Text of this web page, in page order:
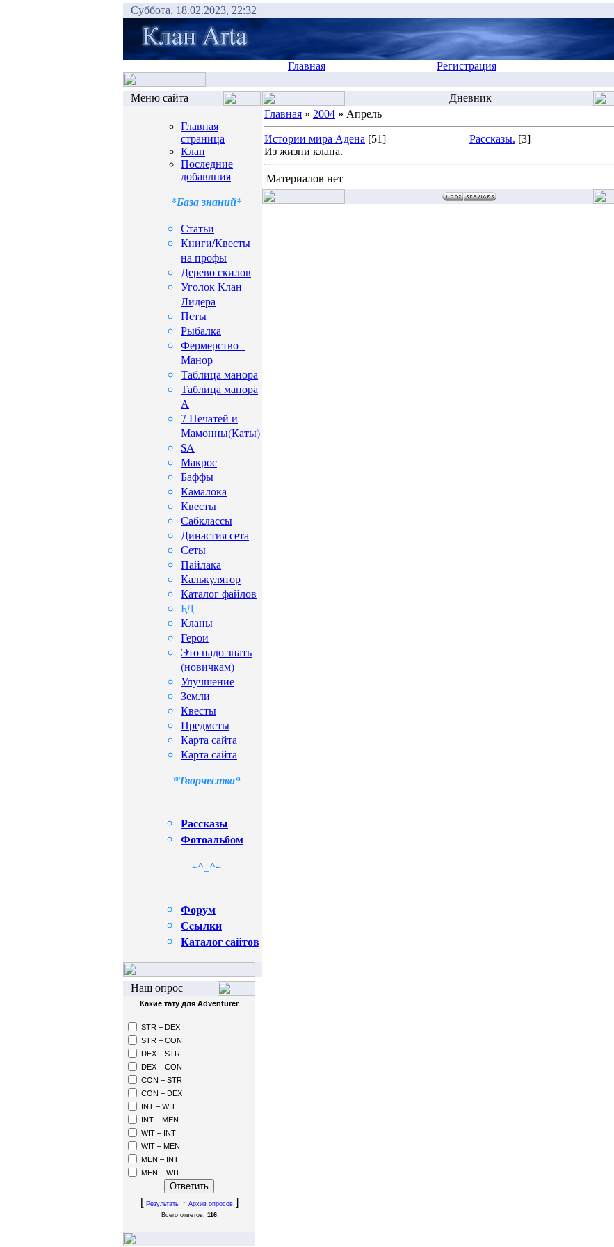
Суббота, 18.02.2023, 22:32
Главная Регистрация
Меню сайта
Главная
страница
Клан
Последние
добавлния
*База знаний*
Статьи
Книги/Квесты
на профы
Дерево скилов
Уголок Клан
Лидера
Петы
Рыбалка
Фермерство -
Манор
Таблица манора
Таблица манора
А
7 Печатей и
Мамонны(Каты)
SA
Макрос
Баффы
Камалока
Квесты
Сабклассы
Династия сета
Сеты
Пайлака
Калькулятор
Каталог файлов
БД
Кланы
Герои
Это надо знать
(новичкам)
Улучшение
Земли
Квесты
Предметы
Карта сайта
Карта сайта
*Творчество*
Рассказы
Фотоальбом
~^_^~
Форум
Сcылки
Каталог сайтов
Наш опрос
Какие тату для Adventurer
STR – DEX
STR – CON
DEX – STR
DEX – CON
CON – STR
CON – DEX
INT – WIT
INT – MEN
WIT – INT
WIT – MEN
MEN – INT
MEN – WIT
[ Результаты· Архив опросов]
Всего ответов: 116
Дневник
Главная » 2004 » Апрель
Истории мира Адена [51]
Из жизни клана.
Рассказы. [3]
Материалов нет